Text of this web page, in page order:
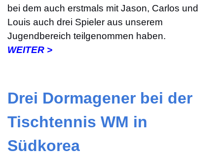
bei dem auch erstmals mit Jason, Carlos und
Louis auch drei Spieler aus unserem
Jugendbereich teilgenommen haben.
WEITER >
Drei Dormagener bei der
Tischtennis WM in
Südkorea